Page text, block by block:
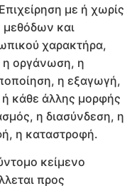
με ή χωρίς
μεθόδων και
χαρακτήρα,
η οργάνωση, η
η εξαγωγή,
ή κάθε άλλης μορφής
η διασύνδεση, η
η καταστροφή.
κείμενο
προς